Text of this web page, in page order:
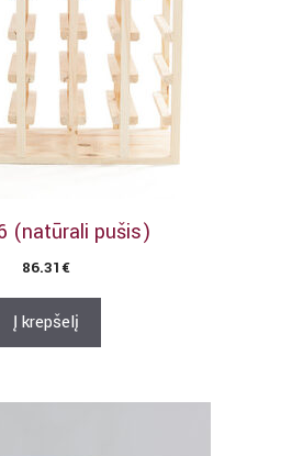
(natūrali pušis)
86.31€
Į krepšelį